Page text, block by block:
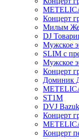
Концерт
Милым
DJ
Мужское
SLIM с
Мужское
Концерт
Доминик
ST1M
DVJ
Концерт
Концерт